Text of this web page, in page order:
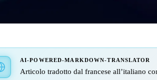
AI-POWERED-MARKDOWN-TRANSLATOR
Articolo tradotto dal francese all’italiano